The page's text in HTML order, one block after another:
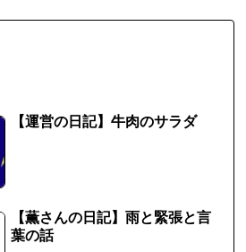
【運営の日記】牛肉のサラダ
【薫さんの日記】雨と緊張と言
葉の話